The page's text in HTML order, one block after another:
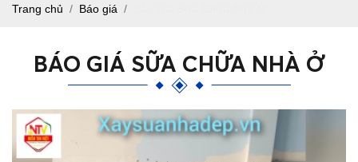
Trang chủ Báo giá
BÁO GIÁ SỮA CHỮA NHÀ Ở